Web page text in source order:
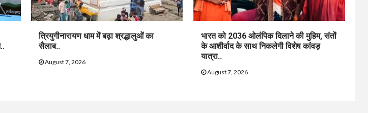
त्रियुगीनारायण धाम में बढ़ा श्रद्धालुओं का
सैलाब..
August 7, 2026
भारत को 2036 ओलंपिक दिलाने की मुहिम, संतों
के आशीर्वाद के साथ निकलेगी विशेष कांवड़
यात्रा..
August 7, 2026